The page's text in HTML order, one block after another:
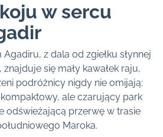
w sercu
z dala od zgiełku słynnej
się mały kawałek raju,
podróżnicy nigdy nie omijają:
kompaktowy, ale czarujący park
odświeżającą przerwę w trasie
Maroka.